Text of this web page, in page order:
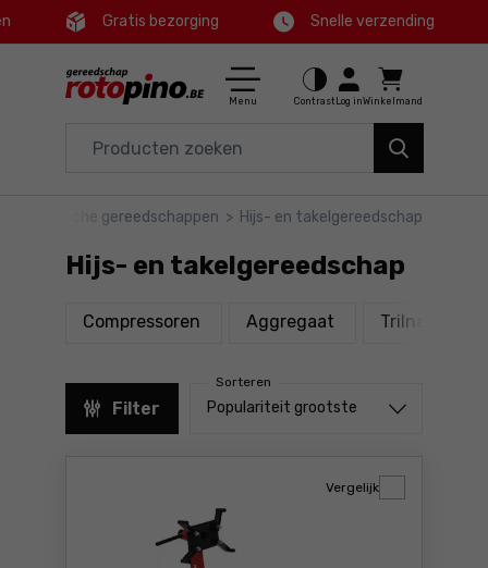
Ctrl
Hoofdmenu
Filters
Producten
Voettekst
Gratis bezorging Snelle verzending
Menu Contrast Log inWinkelmand
Huis en tuin
Aanbiedingen
elektrische gereedschappen > Hijs- en takelgereedschap
Hijs- en takelgereedschap
Compressoren producten
Aggregaat producten
Trilnaald
Filter
Sorteren
Sorteren uit
Populariteit grootste
Vergelijk